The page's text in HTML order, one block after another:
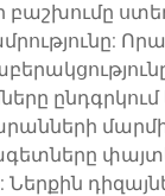
բաշխումը